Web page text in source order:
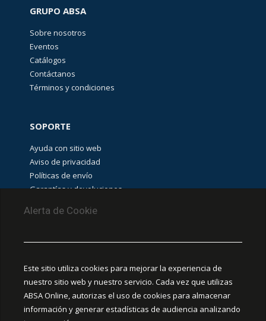
Alerta de Cookie
Este sitio utiliza cookies para mejorar la experiencia de
nuestro sitio web y nuestro servicio. Cada vez que utilizas
ABSA Online, autorizas el uso de cookies para almacenar
información y generar estadísticas de audiencia analizando
GRUPO ABSA
Sobre nosotros
Eventos
Catálogos
Contáctanos
Términos y condiciones
SOPORTE
Ayuda con sitio web
Aviso de privacidad
Políticas de envío
Garantías y devoluciones
PUNTOS DE RECOLECCIÓN
CEDIS Guadalajara
Amapola #380, La Aurora, C.P. 44460 Guadalajara,
Jalisco, MX.